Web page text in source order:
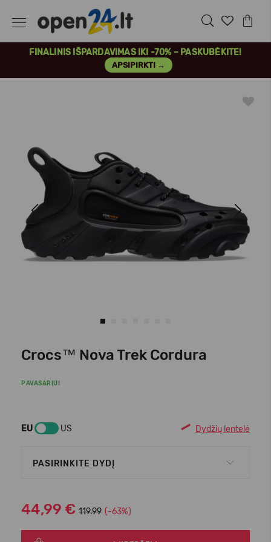
FINALINIS IŠPARDAVIMAS IKI -70% – PASKUBĖKITE!
APSIPIRKTI →
Next
Crocs™ Nova Trek Cordura
PAVASARIUI
EU US Dydžių lentelė
PASIRINKITE DYDĮ
44,99 € 119.99 (-63%)